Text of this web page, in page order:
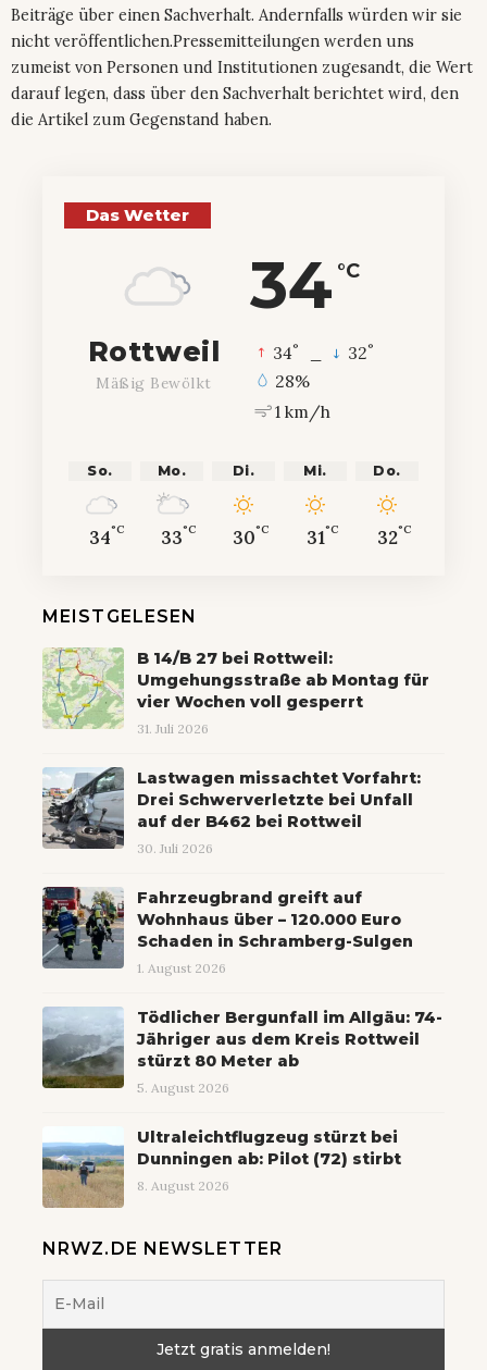
Beiträge über einen Sachverhalt. Andernfalls würden wir sie
nicht veröffentlichen.Pressemitteilungen werden uns
zumeist von Personen und Institutionen zugesandt, die Wert
darauf legen, dass über den Sachverhalt berichtet wird, den
die Artikel zum Gegenstand haben.
Das Wetter
34 °C
Rottweil
Mäßig Bewölkt
34° 32°
28%
1 km/h
So.
34°C
Mo.
33°C
Di.
30°C
Mi.
31°C
Do.
32°C
MEISTGELESEN
B 14/B 27 bei Rottweil:
Umgehungsstraße ab Montag für
vier Wochen voll gesperrt
31. Juli 2026
Lastwagen missachtet Vorfahrt:
Drei Schwerverletzte bei Unfall
auf der B462 bei Rottweil
30. Juli 2026
Fahrzeugbrand greift auf
Wohnhaus über – 120.000 Euro
Schaden in Schramberg-Sulgen
1. August 2026
Tödlicher Bergunfall im Allgäu: 74-
Jähriger aus dem Kreis Rottweil
stürzt 80 Meter ab
5. August 2026
Ultraleichtflugzeug stürzt bei
Dunningen ab: Pilot (72) stirbt
8. August 2026
NRWZ.DE NEWSLETTER